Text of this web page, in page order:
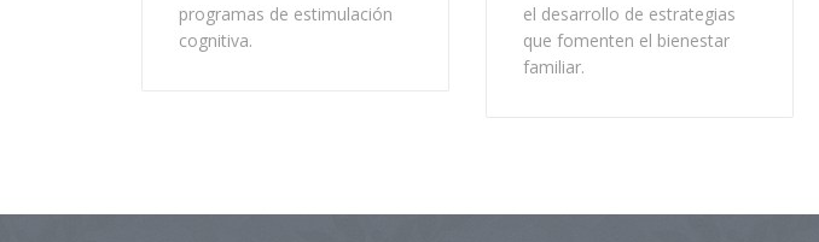
programas de estimulación
cognitiva.
el desarrollo de estrategias
que fomenten el bienestar
familiar.